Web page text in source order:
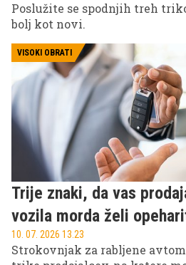
Poslužite se spodnjih treh
bolj kot novi.
VISOKI OBRATI
Trije znaki, da vas
vozila morda želi
10. 07. 2026 13.23
Strokovnjak za rabljene